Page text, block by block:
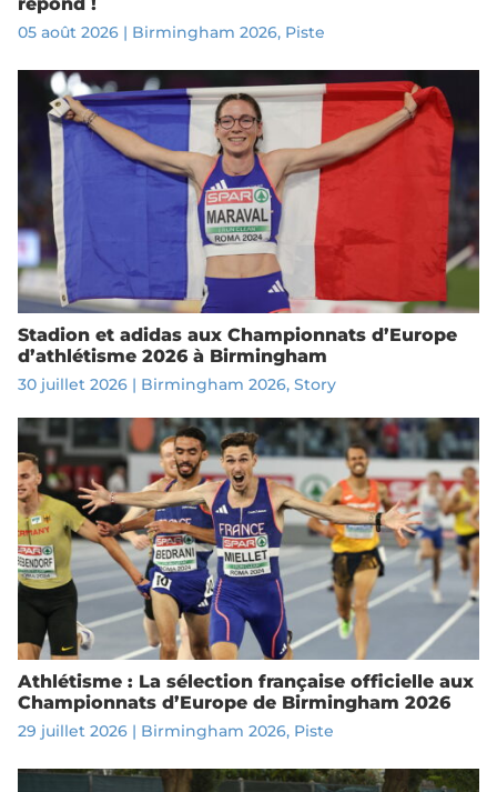
05 août 2026| Birmingham 2026, Piste
Stadion et adidas aux Championnats d’Europe
d’athlétisme 2026 à Birmingham
30 juillet 2026| Birmingham 2026, Story
Athlétisme : La sélection française officielle aux
Championnats d’Europe de Birmingham 2026
29 juillet 2026| Birmingham 2026, Piste